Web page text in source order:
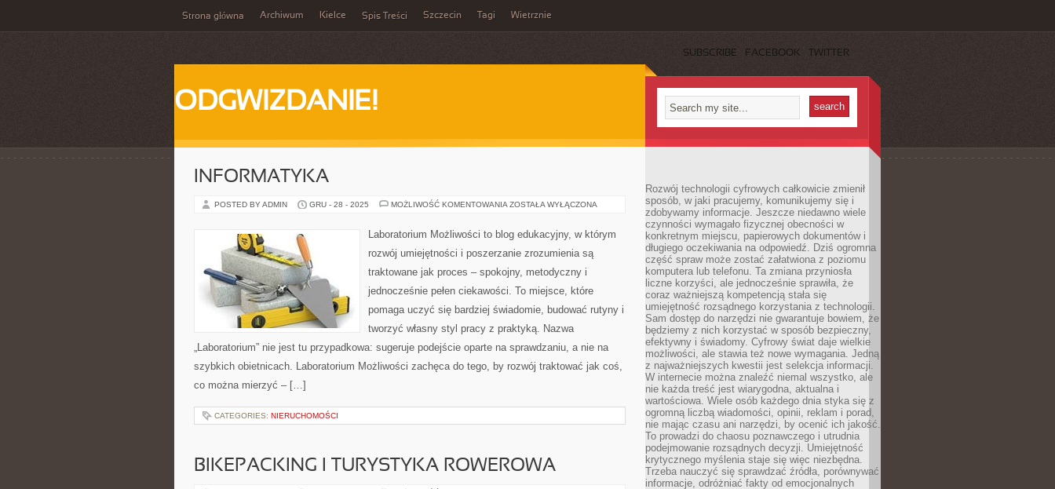
Strona główna Archiwum Kielce Spis Treści Szczecin Tagi Wietrznie
SUBSCRIBE FACEBOOK TWITTER
ODGWIZDANIE!
INFORMATYKA
POSTED BY ADMIN GRU - 28 - 2025 MOŻLIWOŚĆ KOMENTOWANIA INFORMATYKA
ZOSTAŁA WYŁĄCZONA
Laboratorium Możliwości to blog edukacyjny, w którym
rozwój umiejętności i poszerzanie zrozumienia są
traktowane jak proces – spokojny, metodyczny i
jednocześnie pełen ciekawości. To miejsce, które
pomaga uczyć się bardziej świadomie, budować rutyny i
tworzyć własny styl pracy z praktyką. Nazwa
„Laboratorium” nie jest tu przypadkowa: sugeruje podejście oparte na sprawdzaniu, a nie na
szybkich obietnicach. Laboratorium Możliwości zachęca do tego, by rozwój traktować jak coś,
co można mierzyć – […]
CATEGORIES: NIERUCHOMOŚCI
BIKEPACKING I TURYSTYKA ROWEROWA
Rozwój technologii cyfrowych całkowicie zmienił
sposób, w jaki pracujemy, komunikujemy się i
zdobywamy informacje. Jeszcze niedawno wiele
czynności wymagało fizycznej obecności w
konkretnym miejscu, papierowych dokumentów i
długiego oczekiwania na odpowiedź. Dziś ogromna
część spraw może zostać załatwiona z poziomu
komputera lub telefonu. Ta zmiana przyniosła
liczne korzyści, ale jednocześnie sprawiła, że
coraz ważniejszą kompetencją stała się
umiejętność rozsądnego korzystania z technologii.
Sam dostęp do narzędzi nie gwarantuje bowiem, że
będziemy z nich korzystać w sposób bezpieczny,
efektywny i świadomy. Cyfrowy świat daje wielkie
możliwości, ale stawia też nowe wymagania. Jedną
z najważniejszych kwestii jest selekcja informacji.
W internecie można znaleźć niemal wszystko, ale
nie każda treść jest wiarygodna, aktualna i
wartościowa. Wiele osób każdego dnia styka się z
ogromną liczbą wiadomości, opinii, reklam i porad,
nie mając czasu ani narzędzi, by ocenić ich jakość.
To prowadzi do chaosu poznawczego i utrudnia
podejmowanie rozsądnych decyzji. Umiejętność
krytycznego myślenia staje się więc niezbędna.
Trzeba nauczyć się sprawdzać źródła, porównywać
informacje, odróżniać fakty od emocjonalnych